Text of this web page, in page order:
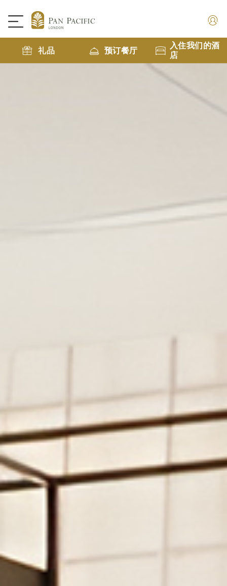
礼品 预订餐厅
入住我们的酒
店